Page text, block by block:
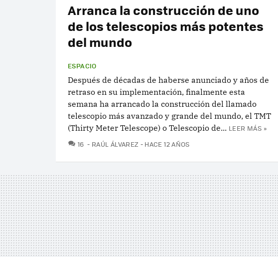
Arranca la construcción de uno
de los telescopios más potentes
del mundo
ESPACIO
Después de décadas de haberse anunciado y años de
retraso en su implementación, finalmente esta
semana ha arrancado la construcción del llamado
telescopio más avanzado y grande del mundo, el TMT
(Thirty Meter Telescope) o Telescopio de... LEER MÁS »
16 COMENTARIOS
RAÚL ÁLVAREZ HACE 12 AÑOS